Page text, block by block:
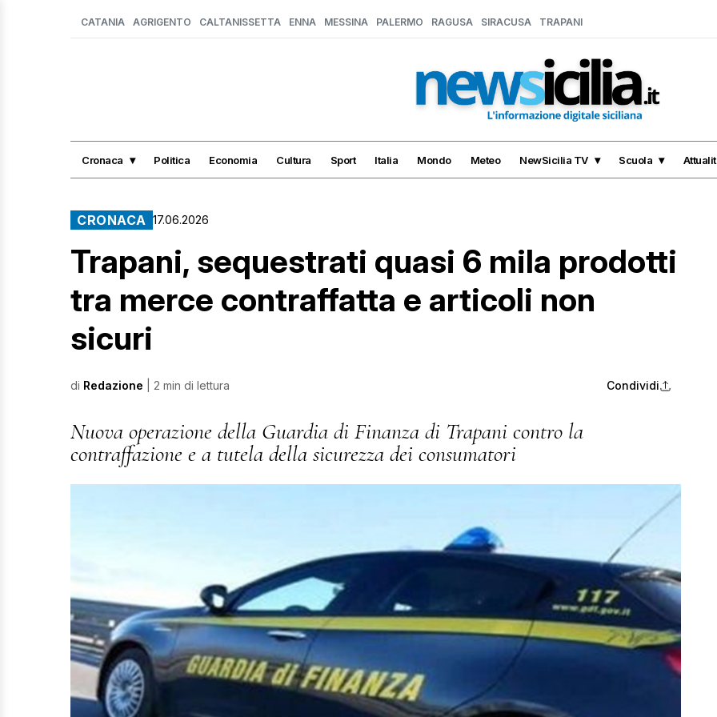
CATANIA AGRIGENTO CALTANISSETTA ENNA MESSINA PALERMO RAGUSA SIRACUSA TRAPANI
Cronaca Politica Economia Cultura Sport Italia Mondo Meteo NewSicilia TV Scuola
CRONACA 17.06.2026
Trapani, sequestrati quasi 6 mila prodotti
tra merce contraffatta e articoli non
sicuri
di Redazione | 2 min di lettura Condividi
Nuova operazione della Guardia di Finanza di Trapani contro la
contraffazione e a tutela della sicurezza dei consumatori